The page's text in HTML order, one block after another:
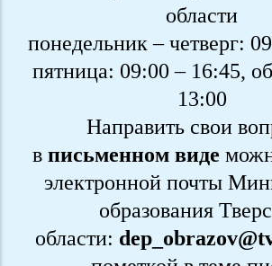
области
понедельник – четверг:
пятница: 09:00 – 16:45,
13:00
Направить свои
в письменном виде
электронной почты
образования
области: